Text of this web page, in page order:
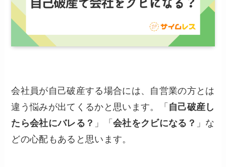
会社員が自己破産する場合には、自営業の方とは
違う悩みが出てくるかと思います。「 自己破産し
たら会社にバレる？ 」「 会社をクビになる？ 」な
どの心配もあると思います。